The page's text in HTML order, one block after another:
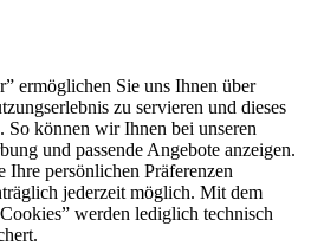
ermöglichen Sie uns Ihnen über
zu servieren und dieses
So können wir Ihnen bei unseren
und passende Angebote anzeigen.
Ihre persönlichen Präferenzen
jederzeit möglich. Mit dem
werden lediglich technisch